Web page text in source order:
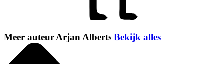
Meer auteur Arjan Alberts Bekijk alles